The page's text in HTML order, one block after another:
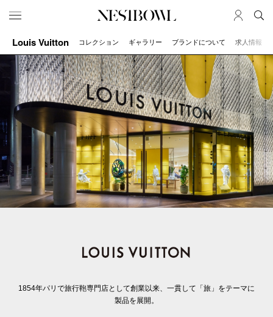
HOME JOB
求人検索
新着求人
ブランド一覧
JOURNAL
エデュケーション
ニュース＆イベント
データ
COLLABORATION
コラボ募集一覧
コラボ募集記事
コラボ実績案内
企業担当の方へ
ログイン
Louis Vuitton コレクション ギャラリー ブランドについて 求人情報
1854年パリで旅行鞄専門店として創業以来、一貫して「旅」をテーマに
製品を展開。